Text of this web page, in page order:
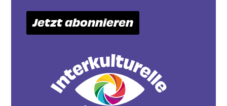
Jetzt abonnieren